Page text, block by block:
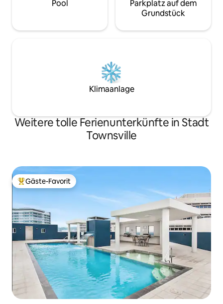
Pool
Parkplatz auf dem
Grundstück
Klimaanlage
Weitere tolle Ferienunterkünfte in Stadt
Townsville
Beliebter Gäste-Favorit.
Gäste-Favorit